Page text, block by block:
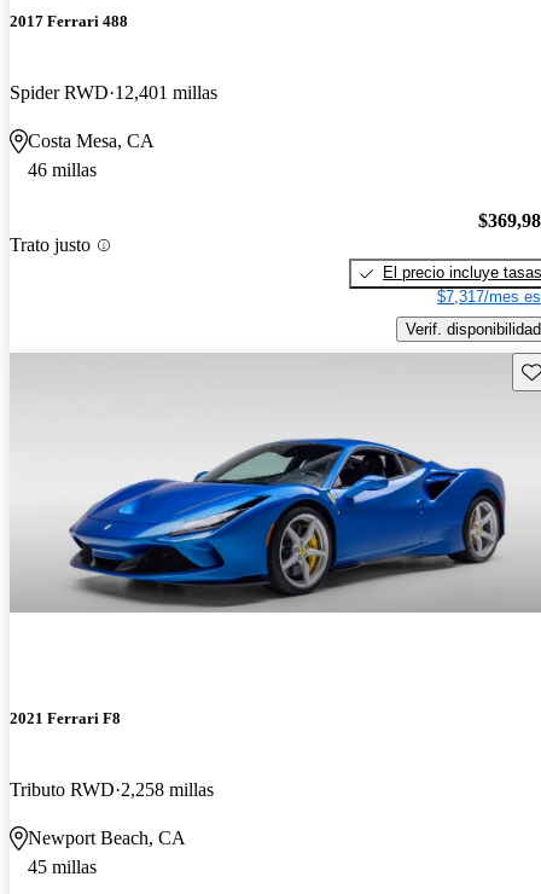
2017 Ferrari 488
Spider RWD 12,401 millas
Costa Mesa, CA
46 millas
Trato justo
El precio incluye tasas
$7,317/mes
Verif. disponibilidad
2021 Ferrari F8
Tributo RWD 2,258 millas
Newport Beach, CA
45 millas